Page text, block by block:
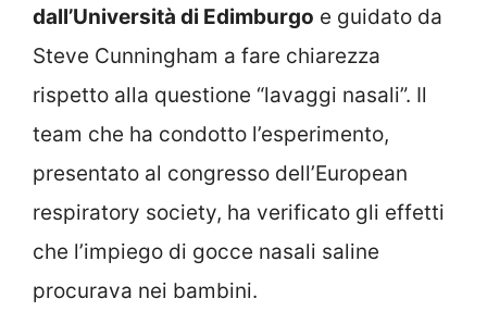
dall’Università di Edimburgo e guidato da
Steve Cunningham a fare chiarezza
rispetto alla questione “lavaggi nasali”. Il
team che ha condotto l’esperimento,
presentato al congresso dell’European
respiratory society, ha verificato gli effetti
che l’impiego di gocce nasali saline
procurava nei bambini.